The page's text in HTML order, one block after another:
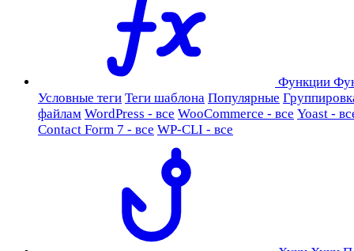
Функции
Условные теги Теги шаблона Популярные
файлам WordPress - все WooCommerce - все Yoast -
Contact Form 7 - все WP-CLI - все